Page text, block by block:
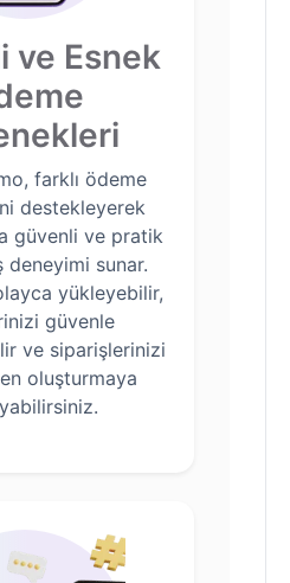
ve Esnek
farklı ödeme
destekleyerek
güvenli ve pratik
deneyimi sunar.
yükleyebilir,
güvenle
ve siparişlerinizi
oluşturmaya